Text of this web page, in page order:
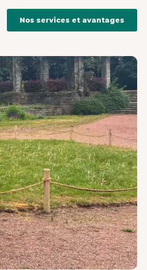
Nos services et avantages